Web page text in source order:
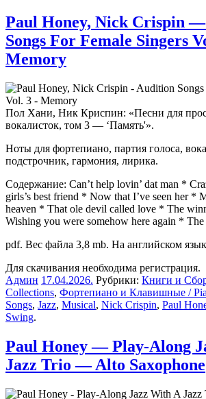
Paul Honey, Nick Crispin
Songs For Female Singers
Memory
Пол Хани, Ник Криспин: «Песни для
вокалисток, том 3 — ‘Память'».
Ноты для фортепиано, партия голоса,
подстрочник, гармония, лирика.
Содержание: Can’t help lovin’ dat man *
girls’s best friend * Now that I’ve seen her *
heaven * That ole devil called love * The
Wishing you were somehow here again * The
pdf. Вес файла 3,8 mb. На английском
Для скачивания необходима регистрация.
Админ 17.04.2026. Рубрики: Книги и
Collections, Фортепиано и Клавишные /
Songs, Jazz, Musical, Nick Crispin, Paul
Swing.
Paul Honey — Play-Along
Jazz Trio — Alto Saxophone